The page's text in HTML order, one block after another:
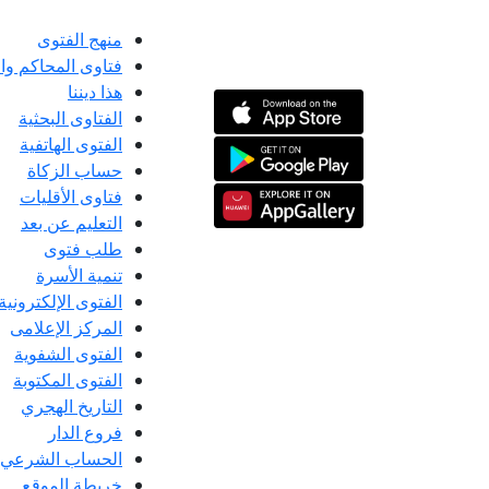
منهج الفتوى
فتاوى المحاكم
هذا ديننا
الفتاوى البحثية
الفتوى الهاتفية
حساب الزكاة
فتاوى الأقليات
التعليم عن بعد
طلب فتوى
تنمية الأسرة
الفتوى الإلكترونية
المركز الإعلامى
الفتوى الشفوية
الفتوى المكتوبة
التاريخ الهجري
فروع الدار
الحساب الشرعي